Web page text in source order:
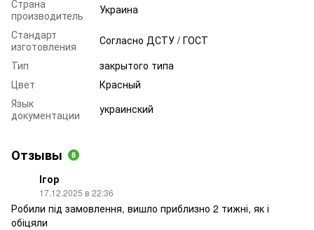
Страна
производитель
Украина
Стандарт
изготовления
Согласно ДСТУ / ГОСТ
Тип
закрытого типа
Цвет
Красный
Язык
документации
украинский
Отзывы 8
Ігор
17.12.2025 в 22:36
Робили під замовлення, вишло приблизно 2 тижні, як і
обіцяли